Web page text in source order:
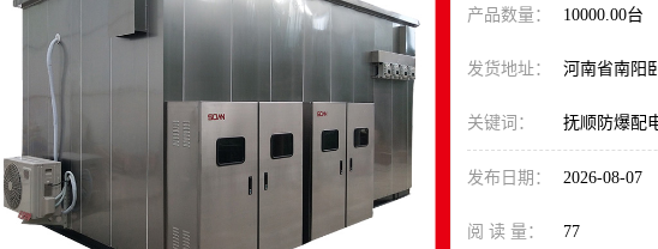
产品数量： 10000.00台
发货地址： 河南省南阳
关键词： 抚顺防爆配
发布日期： 2026-08-07
阅 读 量： 77